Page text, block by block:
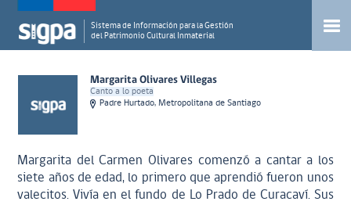
Sistema de Información para la Gestión
del Patrimonio Cultural Inmaterial
Margarita Olivares Villegas
Canto a lo poeta
Padre Hurtado, Metropolitana de Santiago
Margarita del Carmen Olivares comenzó a cantar a los
siete años de edad, lo primero que aprendió fueron unos
valecitos. Vivía en el fundo de Lo Prado de Curacaví. Sus